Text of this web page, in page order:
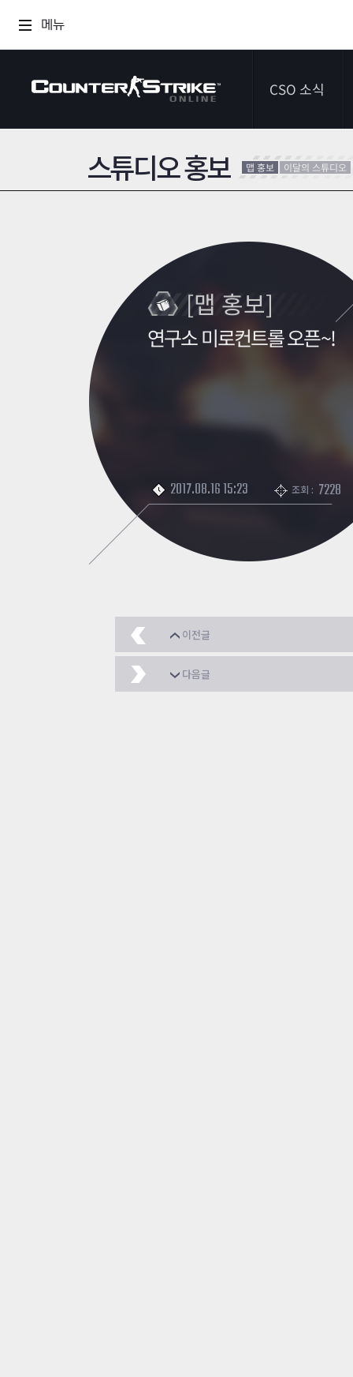
메뉴
CSO 소식
공지사항
스튜디오 홍보 맵 홍보 이달의 스튜디오
[맵 홍보]
연구소 미로컨트롤 오픈~!
2017.08.16 15:23 조회 : 7228
이전글
[좀비탈출] 3분 히어로
다음글